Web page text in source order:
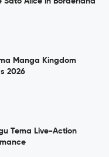
Manga Kingdom
2026
Tema Live-Action